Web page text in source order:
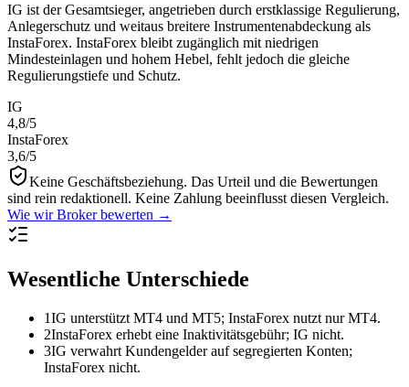
IG ist der Gesamtsieger, angetrieben durch erstklassige Regulierung,
Anlegerschutz und weitaus breitere Instrumentenabdeckung als
InstaForex. InstaForex bleibt zugänglich mit niedrigen
Mindesteinlagen und hohem Hebel, fehlt jedoch die gleiche
Regulierungstiefe und Schutz.
IG
4,8/5
InstaForex
3,6/5
Keine Geschäftsbeziehung. Das Urteil und die Bewertungen
sind rein redaktionell. Keine Zahlung beeinflusst diesen Vergleich.
Wie wir Broker bewerten →
Wesentliche Unterschiede
1IG unterstützt MT4 und MT5; InstaForex nutzt nur MT4.
2InstaForex erhebt eine Inaktivitätsgebühr; IG nicht.
3IG verwahrt Kundengelder auf segregierten Konten;
InstaForex nicht.